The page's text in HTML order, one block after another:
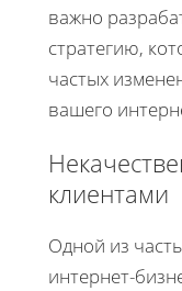
важно
стратегию,
частых
вашего
клиентами
Одной из
интернет-